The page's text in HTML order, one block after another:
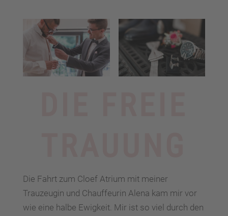
Die Fahrt zum Cloef Atrium mit meiner
Trauzeugin und Chauffeurin Alena kam mir vor
wie eine halbe Ewigkeit. Mir ist so viel durch den